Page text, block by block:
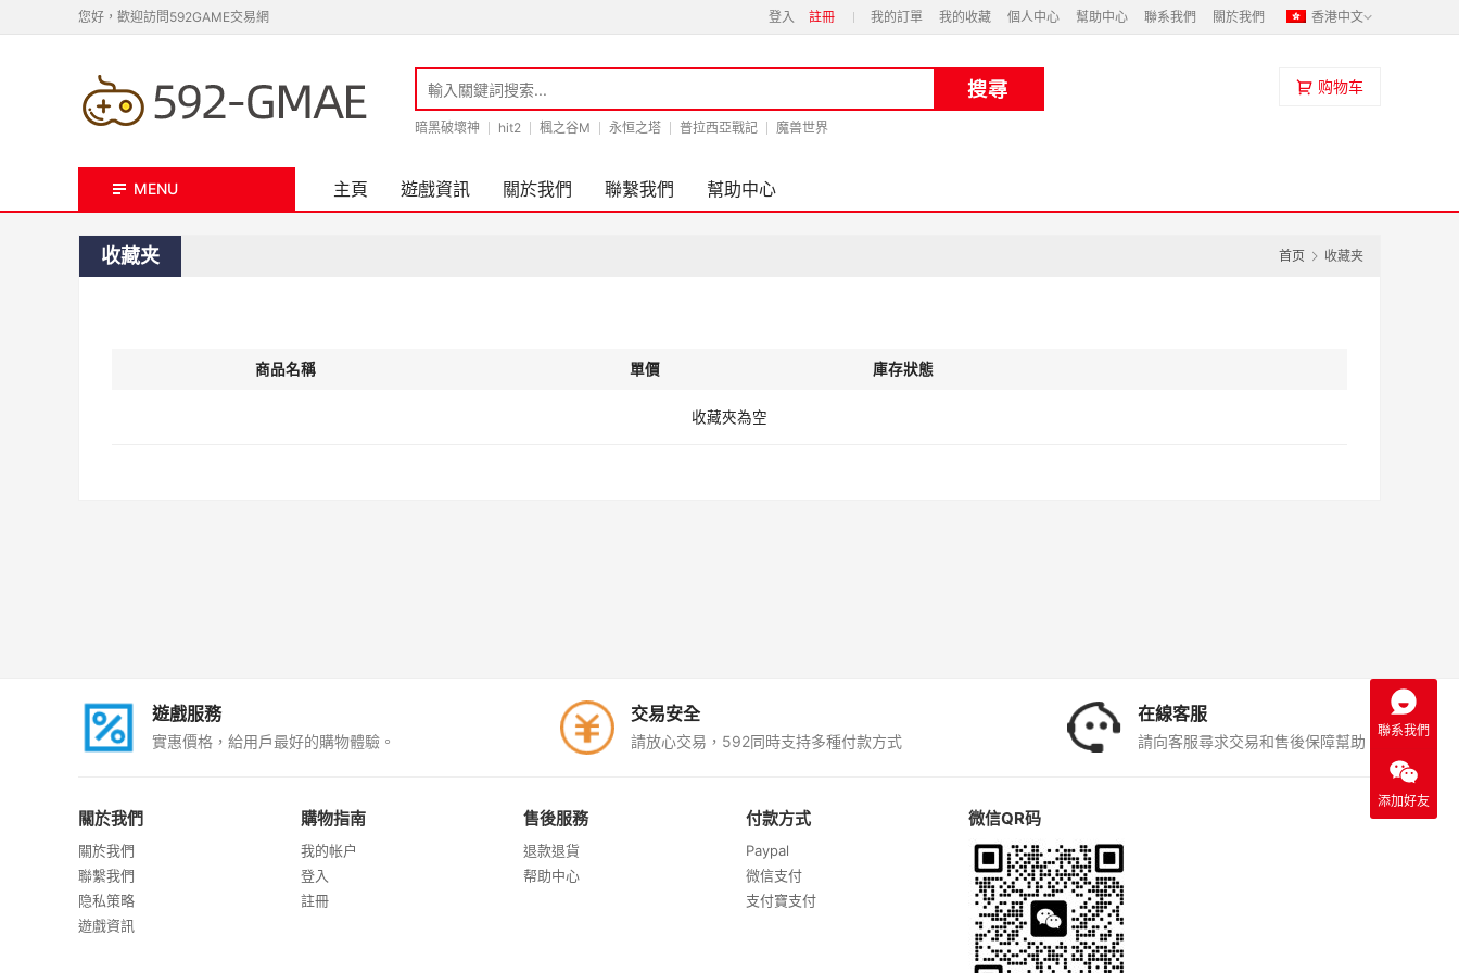
您好，歡迎訪問592GAME交易網 登入 註冊 我的訂單 我的收藏 個人中心 幫助中心 聯系我們 關於我們 香港中文
暗黑破壞神 hit2 楓之谷M 永恒之塔 普拉西亞戰記 魔兽世界
购物车
MENU 主頁 遊戲資訊 關於我們 聯繫我們 幫助中心
收藏夹 首页 收藏夹
商品名稱 單價 庫存狀態
收藏夾為空
遊戲服務
實惠價格，給用戶最好的購物體驗。
交易安全
請放心交易，592同時支持多種付款方式
在線客服
請向客服尋求交易和售後保障幫助。
關於我們
關於我們
聯繫我們
隐私策略
遊戲資訊
購物指南
我的帐户
登入
註冊
售後服務
退款退貨
帮助中心
付款方式
Paypal
微信支付
支付寶支付
微信QR码
聯系我們
添加好友